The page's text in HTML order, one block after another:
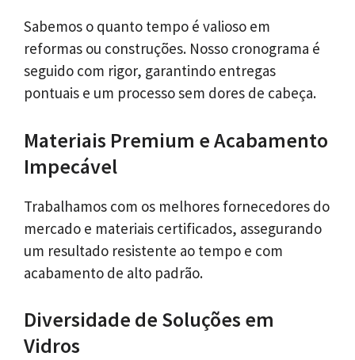
Sabemos o quanto tempo é valioso em
reformas ou construções. Nosso cronograma é
seguido com rigor, garantindo entregas
pontuais e um processo sem dores de cabeça.
Materiais Premium e Acabamento
Impecável
Trabalhamos com os melhores fornecedores do
mercado e materiais certificados, assegurando
um resultado resistente ao tempo e com
acabamento de alto padrão.
Diversidade de Soluções em
Vidros